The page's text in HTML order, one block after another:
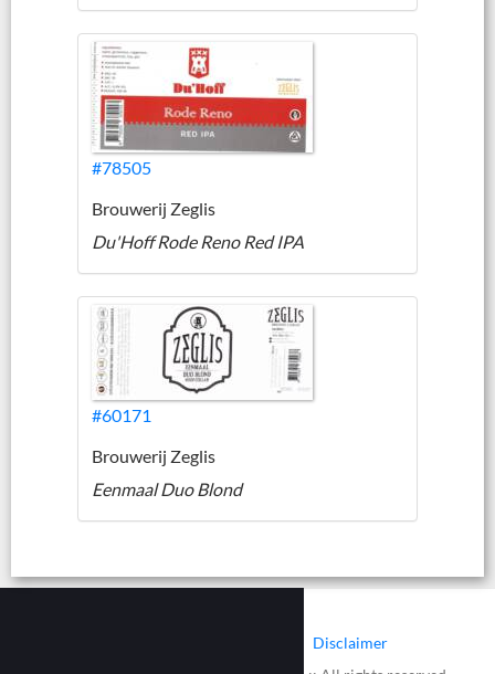
#78505
Brouwerij Zeglis
Du'Hoff Rode Reno Red IPA
#60171
Brouwerij Zeglis
Eenmaal Duo Blond
Disclaimer